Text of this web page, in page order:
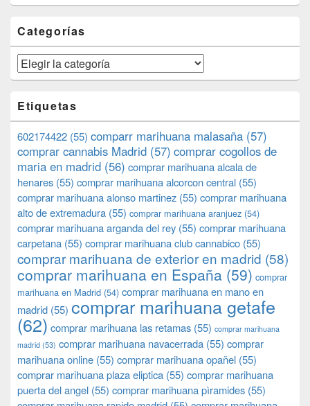
Categorías
Categorías
Etiquetas
602174422 (55) comparr marihuana malasaña (57)
comprar cannabis Madrid (57) comprar cogollos de
maria en madrid (56) comprar marihuana alcala de
henares (55) comprar marihuana alcorcon central (55)
comprar marihuana alonso martinez (55) comprar marihuana
alto de extremadura (55) comprar marihuana aranjuez (54)
comprar marihuana arganda del rey (55) comprar marihuana
carpetana (55) comprar marihuana club cannabico (55)
comprar marihuana de exterior en madrid (58)
comprar marihuana en España (59) comprar
marihuana en Madrid (54) comprar marihuana en mano en
madrid (55) comprar marihuana getafe
(62) comprar marihuana las retamas (55) comprar marihuana
madrid (53) comprar marihuana navacerrada (55) comprar
marihuana online (55) comprar marihuana opañel (55)
comprar marihuana plaza eliptica (55) comprar marihuana
puerta del angel (55) comprar marihuana pìramides (55)